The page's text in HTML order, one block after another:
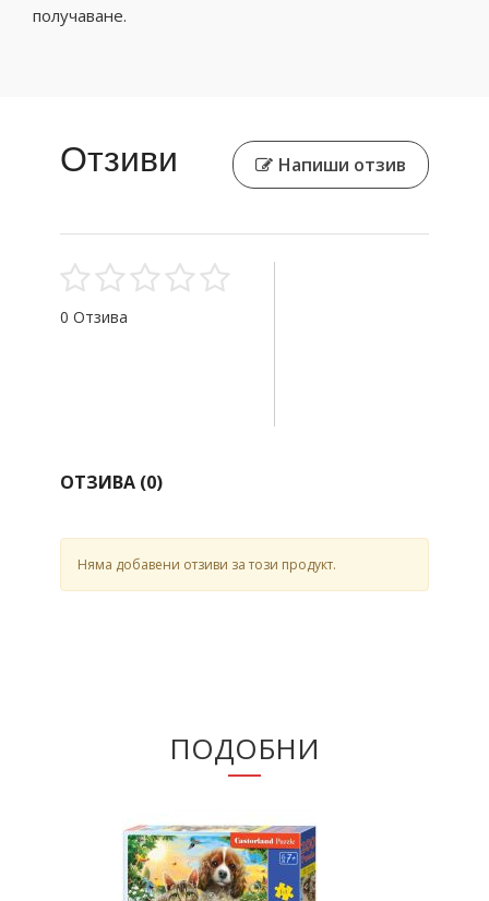
получаване.
Отзиви Напиши отзив
0 Отзива
ОТЗИВА (0)
Няма добавени отзиви за този продукт.
ПОДОБНИ